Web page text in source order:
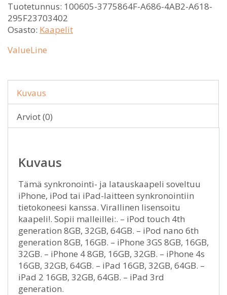
Tuotetunnus: 100605-3775864F-A686-4AB2-A618-
295F23703402
Osasto: Kaapelit
ValueLine
Kuvaus
Arviot (0)
Kuvaus
Tämä synkronointi- ja latauskaapeli soveltuu
iPhone, iPod tai iPad-laitteen synkronointiin
tietokoneesi kanssa. Virallinen lisensoitu
kaapeli!. Sopii malleillei:. – iPod touch 4th
generation 8GB, 32GB, 64GB. – iPod nano 6th
generation 8GB, 16GB. – iPhone 3GS 8GB, 16GB,
32GB. – iPhone 4 8GB, 16GB, 32GB. – iPhone 4s
16GB, 32GB, 64GB. – iPad 16GB, 32GB, 64GB. –
iPad 2 16GB, 32GB, 64GB. – iPad 3rd
generation.